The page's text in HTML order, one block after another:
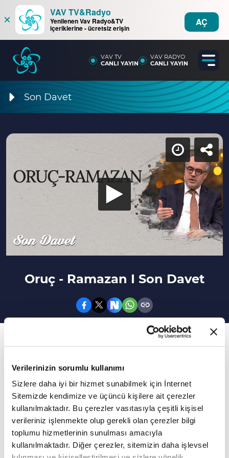
Verilerinizin sorumlu kullanımı
Sizlere daha iyi bir hizmet sunabilmek için İnternet
Sitemizde kendimize ve üçüncü kişilere ait çerezler
kullanılmaktadır. Bu çerezler vasıtasıyla çeşitli kişisel
verileriniz işlenmekte olup gerekli olan çerezler bilgi
toplumu hizmetlerinin sunulması amacıyla
kullanılmaktadır. Diğer çerezler, sitemizin daha işlevsel
×
VAV TV&Radyo
Yenilenen Vav Radyo&TV
içeriklerine - ücretsiz erişin
AÇ
VAV TV
CANLI YAYIN
VAV RADYO
CANLI YAYIN
Son Davet
Oruç - Ramazan I Son Davet
Ramazan...
İslam'la ilgili konular, kavramlar, fikirler…
İslam'a davetteki ince çizgi konusunda önemli
bilgiler Prof. Dr. Özcan Hıdır'la Son Davet'te...
Son Davet'e bu hafta Prof. Dr. İlhan İlkılıç konuk